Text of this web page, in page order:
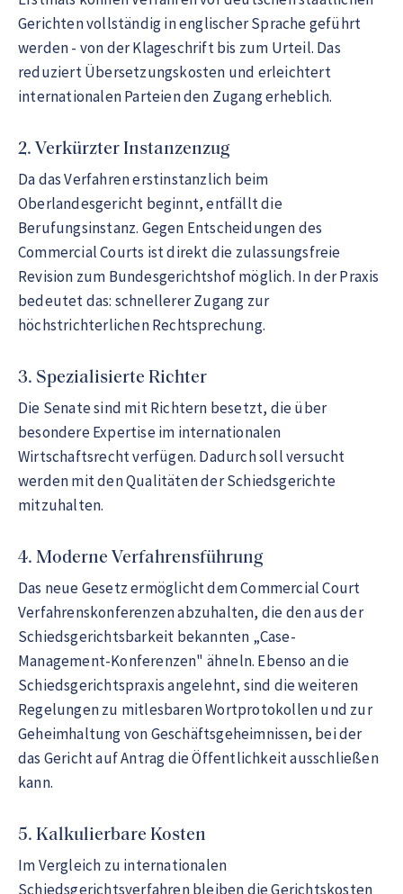
Gerichten vollständig in englischer Sprache geführt
werden - von der Klageschrift bis zum Urteil. Das
reduziert Übersetzungskosten und erleichtert
internationalen Parteien den Zugang erheblich.
2. Verkürzter Instanzenzug
Da das Verfahren erstinstanzlich beim
Oberlandesgericht beginnt, entfällt die
Berufungsinstanz. Gegen Entscheidungen des
Commercial Courts ist direkt die zulassungsfreie
Revision zum Bundesgerichtshof möglich. In der Praxis
bedeutet das: schnellerer Zugang zur
höchstrichterlichen Rechtsprechung.
3. Spezialisierte Richter
Die Senate sind mit Richtern besetzt, die über
besondere Expertise im internationalen
Wirtschaftsrecht verfügen. Dadurch soll versucht
werden mit den Qualitäten der Schiedsgerichte
mitzuhalten.
4. Moderne Verfahrensführung
Das neue Gesetz ermöglicht dem Commercial Court
Verfahrenskonferenzen abzuhalten, die den aus der
Schiedsgerichtsbarkeit bekannten „Case-
Management-Konferenzen" ähneln. Ebenso an die
Schiedsgerichtspraxis angelehnt, sind die weiteren
Regelungen zu mitlesbaren Wortprotokollen und zur
Geheimhaltung von Geschäftsgeheimnissen, bei der
das Gericht auf Antrag die Öffentlichkeit ausschließen
kann.
5. Kalkulierbare Kosten
Im Vergleich zu internationalen
Schiedsgerichtsverfahren bleiben die Gerichtskosten